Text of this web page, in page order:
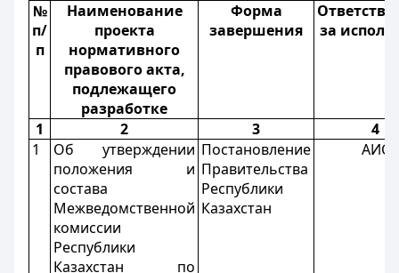
№
п/
п
Наименование
проекта
нормативного
правового акта,
подлежащего
разработке
Форма
завершения
за
1 2 3
4
1
Об утверждении
положения и
состава
Межведомственной
комиссии
Республики
Казахстан по
Постановление
Правительства
Республики
Казахстан
АИС